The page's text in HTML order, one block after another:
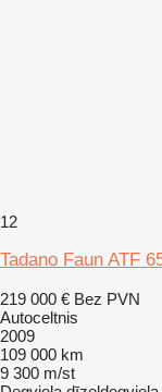
12
Tadano Faun ATF
219 000 € Bez PVN
Autoceltnis
2009
109 000 km
9 300 m/st